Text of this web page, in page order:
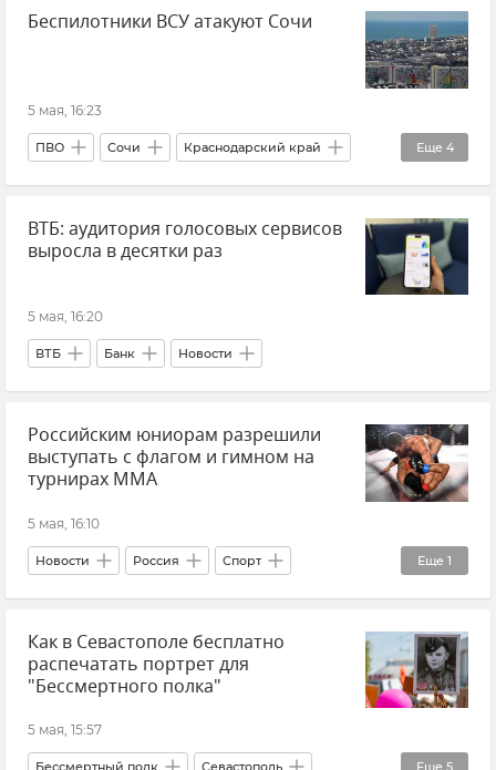
Дорожное движение Транспорт
Беспилотники ВСУ атакуют Сочи
5 мая, 16:23
Еще 4
ПВО Сочи Краснодарский край
Кубань Новости
Беспилотник (БПЛА, дрон)
Андрей Прошунин
ВТБ: аудитория голосовых сервисов
выросла в десятки раз
5 мая, 16:20
ВТБ Банк Новости
Российским юниорам разрешили
выступать с флагом и гимном на
турнирах ММА
5 мая, 16:10
Еще 1
Новости Россия Спорт
МОК (Международный олимпийский комитет)
Как в Севастополе бесплатно
распечатать портрет для
"Бессмертного полка"
5 мая, 15:57
Еще 5
Бессмертный полк Севастополь